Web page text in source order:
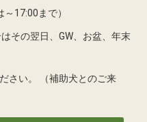
17:00まで）
その翌日、GW、お盆、年末
さい。
（補助犬とのご来